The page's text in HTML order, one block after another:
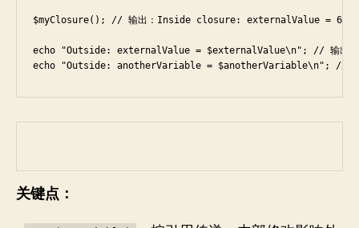
$myClosure(); // 输出：Inside closure: externalValue = 60,
echo "Outside: externalValue = $externalValue\n"; // 输出
echo "Outside: anotherVariable = $anotherVariable\n"; //
关键点：